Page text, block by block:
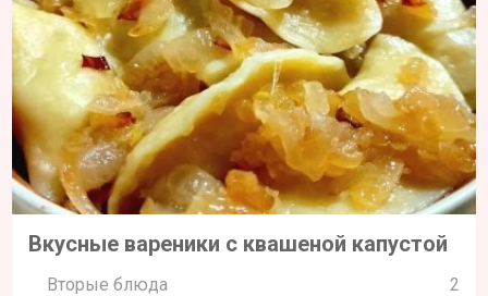
Вкусные вареники с квашеной капустой
Вторые блюда 2